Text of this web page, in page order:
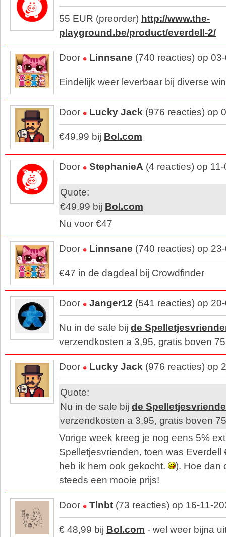
55 EUR (preorder) http://www.the-
playground.be/product/everdell-2/
Door Linnsane (740 reacties) op
Eindelijk weer leverbaar bij diverse
Door Lucky Jack (976 reacties) op
€49,99 bij Bol.com
Door StephanieA (4 reacties) op
Quote:
€49,99 bij Bol.com
Nu voor €47
Door Linnsane (740 reacties) op
€47 in de dagdeal bij Crowdfinder
Door Janger12 (541 reacties) op
Nu in de sale bij de
verzendkosten a 3,95, gratis boven
Door Lucky Jack (976 reacties) op
Quote:
Nu in de sale bij de
verzendkosten a 3,95, gratis boven
Vorige week kreeg je nog eens 5%
Spelletjesvrienden, toen was Everdell
heb ik hem ook gekocht.
). Hoe dan
steeds een mooie prijs!
Door Tlnbt (73 reacties) op 16-11-
€ 48,99 bij Bol.com - wel weer bijna